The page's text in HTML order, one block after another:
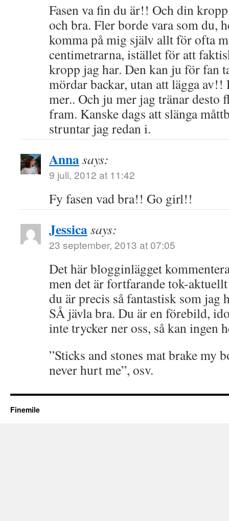
Fasen va fin du är!! Och din
och bra. Fler borde vara som du,
komma på mig själv allt för ofta
centimetrarna, istället för att
kropp jag har. Den kan ju för fan
mördar backar, utan att lägga
mer.. Och ju mer jag tränar desto
fram. Kanske dags att slänga
struntar jag redan i.
Annasays:
9 juli, 2012 at 11:42
Fy fasen vad bra!! Go girl!!
Jessicasays:
23 september, 2013 at 07:05
Det här blogginlägget
men det är fortfarande tok-
du är precis så fantastisk som jag
SÅ jävla bra. Du är en förebild,
inte trycker ner oss, så kan ingen
”Sticks and stones mat brake my
never hurt me”, osv.
Finemile